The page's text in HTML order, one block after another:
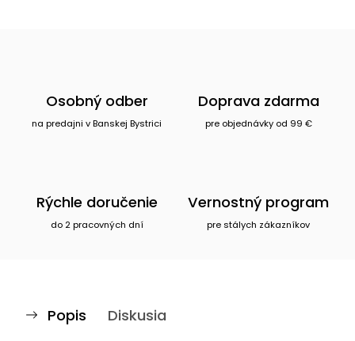
Osobný odber
na predajni v Banskej Bystrici
Doprava zdarma
pre objednávky od 99 €
Rýchle doručenie
do 2 pracovných dní
Vernostný program
pre stálych zákazníkov
Popis Diskusia